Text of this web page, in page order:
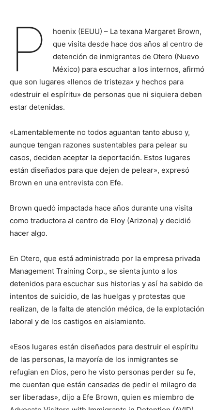
P
hoenix (EEUU) – La texana Margaret Brown,
que visita desde hace dos años al centro de
detención de inmigrantes de Otero (Nuevo
México) para escuchar a los internos, afirmó
que son lugares «llenos de tristeza» y hechos para
«destruir el espíritu» de personas que ni siquiera deben
estar detenidas.
«Lamentablemente no todos aguantan tanto abuso y,
aunque tengan razones sustentables para pelear su
casos, deciden aceptar la deportación. Estos lugares
están diseñados para que dejen de pelear», expresó
Brown en una entrevista con Efe.
Brown quedó impactada hace años durante una visita
como traductora al centro de Eloy (Arizona) y decidió
hacer algo.
En Otero, que está administrado por la empresa privada
Management Training Corp., se sienta junto a los
detenidos para escuchar sus historias y así ha sabido de
intentos de suicidio, de las huelgas y protestas que
realizan, de la falta de atención médica, de la explotación
laboral y de los castigos en aislamiento.
«Esos lugares están diseñados para destruir el espíritu
de las personas, la mayoría de los inmigrantes se
refugian en Dios, pero he visto personas perder su fe,
me cuentan que están cansadas de pedir el milagro de
ser liberadas», dijo a Efe Brown, quien es miembro de